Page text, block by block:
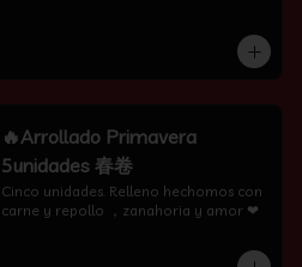
🔥Arrollado Primavera
5unidades 春卷
Cinco unidades. Relleno hechomos con
carne y repollo ，zanahoria y amor ❤